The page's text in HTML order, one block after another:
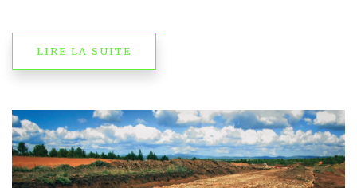
LIRE LA SUITE